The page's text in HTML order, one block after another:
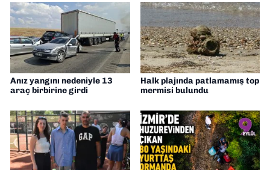
Anız yangını nedeniyle 13
araç birbirine girdi
Halk plajında patlamamış top
mermisi bulundu